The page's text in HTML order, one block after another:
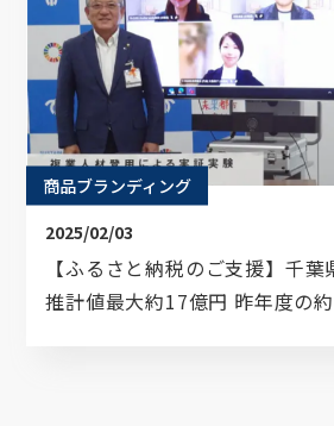
商品ブランディング
2025/02/03
【ふるさと納税のご支援】千
推計値最大約17億円 昨年度の